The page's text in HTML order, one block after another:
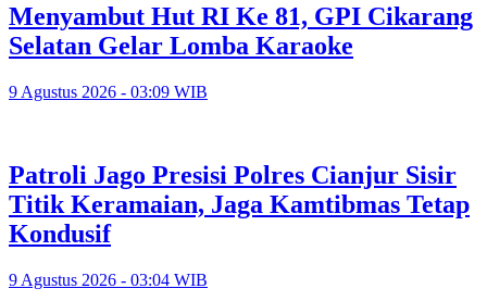
Menyambut Hut RI Ke 81, GPI Cikarang
Selatan Gelar Lomba Karaoke
9 Agustus 2026 - 03:09 WIB
Patroli Jago Presisi Polres Cianjur Sisir
Titik Keramaian, Jaga Kamtibmas Tetap
Kondusif
9 Agustus 2026 - 03:04 WIB